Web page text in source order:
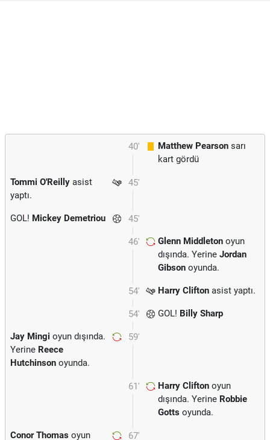
40' Matthew Pearson sarı
kart gördü
45'
Tommi O'Reilly asist
yaptı.
45'
GOL! Mickey Demetriou
46' Glenn Middleton oyun
dışında. Yerine Jordan
Gibson oyunda.
54' Harry Clifton asist yaptı.
54' GOL! Billy Sharp
59'
Jay Mingi oyun dışında.
Yerine Reece
Hutchinson oyunda.
61' Harry Clifton oyun
dışında. Yerine Robbie
Gotts oyunda.
67'
Conor Thomas oyun